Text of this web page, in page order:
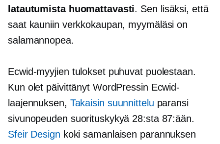
latautumista huomattavasti. Sen lisäksi, että
saat kauniin verkkokaupan, myymäläsi on
salamannopea.
Ecwid-myyjien tulokset puhuvat puolestaan.
Kun olet päivittänyt WordPressin Ecwid-
laajennuksen, Takaisin suunnittelu paransi
sivunopeuden suorituskykyä 28:sta 87:ään.
Sfeir Design koki samanlaisen parannuksen